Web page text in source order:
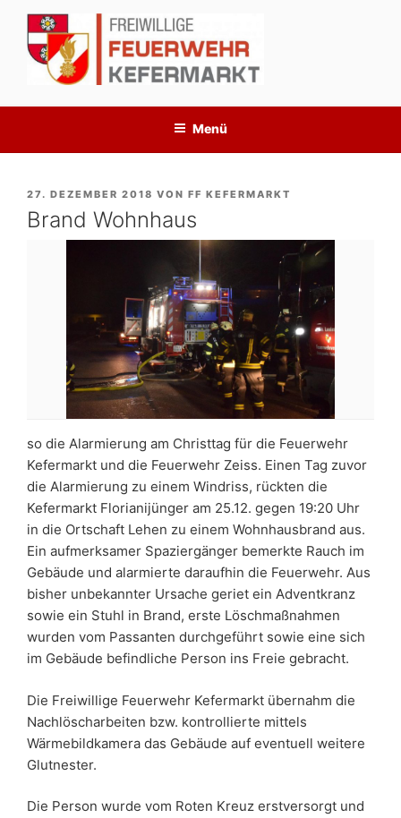
Inhalt
springen
Menü
VERÖFFENTLICHT
AM
27. DEZEMBER 2018 VON FF KEFERMARKT
Brand Wohnhaus
so die Alarmierung am Christtag für die Feuerwehr
Kefermarkt und die Feuerwehr Zeiss. Einen Tag zuvor
die Alarmierung zu einem Windriss, rückten die
Kefermarkt Florianijünger am 25.12. gegen 19:20 Uhr
in die Ortschaft Lehen zu einem Wohnhausbrand aus.
Ein aufmerksamer Spaziergänger bemerkte Rauch im
Gebäude und alarmierte daraufhin die Feuerwehr. Aus
bisher unbekannter Ursache geriet ein Adventkranz
sowie ein Stuhl in Brand, erste Löschmaßnahmen
wurden vom Passanten durchgeführt sowie eine sich
im Gebäude befindliche Person ins Freie gebracht.
Die Freiwillige Feuerwehr Kefermarkt übernahm die
Nachlöscharbeiten bzw. kontrollierte mittels
Wärmebildkamera das Gebäude auf eventuell weitere
Glutnester.
Die Person wurde vom Roten Kreuz erstversorgt und